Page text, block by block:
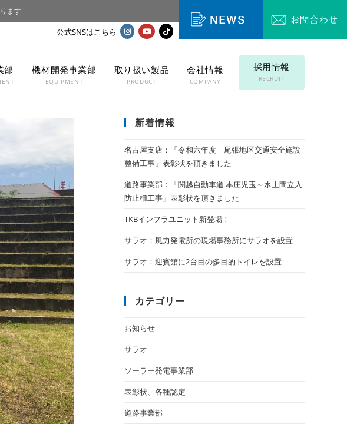
ます
部 機材開発事業部
EQUIPMENT
取り扱い製品
PRODUCT
会社情報
COMPANY
採用情報
RECRUIT
新着情報
名古屋支店：「令和六年度 尾張地区交通安全施設
整備工事」表彰状を頂きました
道路事業部：「関越自動車道 本庄児玉～水上間立入
防止柵工事」表彰状を頂きました
TKBインフラユニット新登場！
サラオ：風力発電所の現場事務所にサラオを設置
サラオ：迎賓館に2台目の多目的トイレを設置
カテゴリー
お知らせ
サラオ
ソーラー発電事業部
表彰状、各種認定
道路事業部